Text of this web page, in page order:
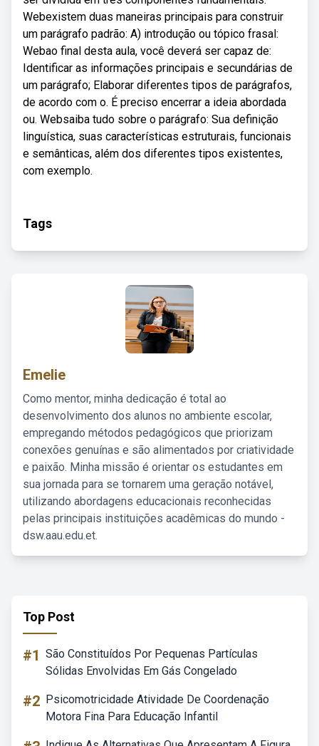
Webexistem duas maneiras principais para construir
um parágrafo padrão: A) introdução ou tópico frasal:
Webao final desta aula, você deverá ser capaz de:
Identificar as informações principais e secundárias de
um parágrafo; Elaborar diferentes tipos de parágrafos,
de acordo com o. É preciso encerrar a ideia abordada
ou. Websaiba tudo sobre o parágrafo: Sua definição
linguística, suas características estruturais, funcionais
e semânticas, além dos diferentes tipos existentes,
com exemplo.
Tags
Emelie
Como mentor, minha dedicação é total ao
desenvolvimento dos alunos no ambiente escolar,
empregando métodos pedagógicos que priorizam
conexões genuínas e são alimentados por criatividade
e paixão. Minha missão é orientar os estudantes em
sua jornada para se tornarem uma geração notável,
utilizando abordagens educacionais reconhecidas
pelas principais instituições acadêmicas do mundo -
dsw.aau.edu.et.
Top Post
#1 São Constituídos Por Pequenas Partículas
Sólidas Envolvidas Em Gás Congelado
#2 Psicomotricidade Atividade De Coordenação
Motora Fina Para Educação Infantil